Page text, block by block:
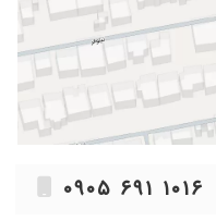
۰۹۰۵ ۶۹۱ ۱۰۱۶